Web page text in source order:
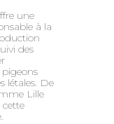
une
à la
des
létales. De
Lille